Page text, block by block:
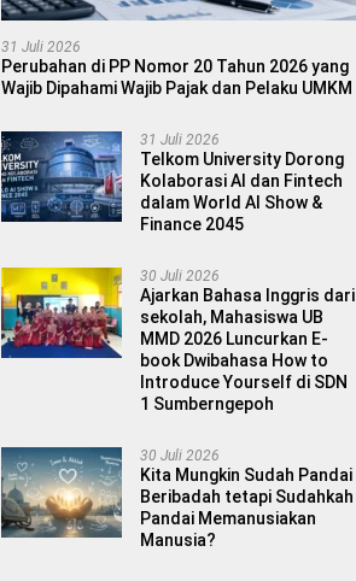
31 Juli 2026
Perubahan di PP Nomor 20 Tahun 2026 yang
Wajib Dipahami Wajib Pajak dan Pelaku UMKM
31 Juli 2026
Telkom University Dorong
Kolaborasi AI dan Fintech
dalam World AI Show &
Finance 2045
30 Juli 2026
Ajarkan Bahasa Inggris dari
sekolah, Mahasiswa UB
MMD 2026 Luncurkan E-
book Dwibahasa How to
Introduce Yourself di SDN
1 Sumberngepoh
30 Juli 2026
Kita Mungkin Sudah Pandai
Beribadah tetapi Sudahkah
Pandai Memanusiakan
Manusia?